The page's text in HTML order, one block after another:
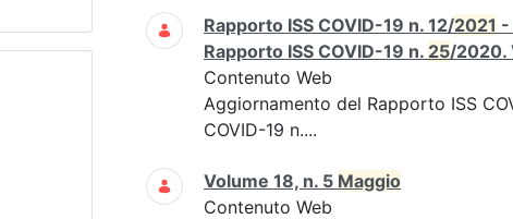
Rapporto ISS COVID-19 n. 12/2021 -
Rapporto ISS COVID-19 n. 25/2020.
Contenuto Web
Aggiornamento del Rapporto ISS
COVID-19 n....
Volume 18, n. 5 Maggio
Contenuto Web